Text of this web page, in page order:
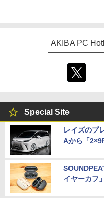
AKIBA PC
Special Site
レイズのプ
Aから「
イヤーカフ